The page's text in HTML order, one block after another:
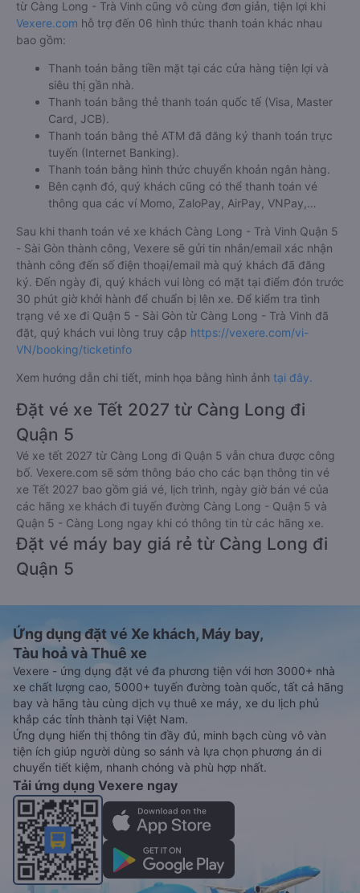
Bước 1: Truy cập vào website Vexere hoặc tải app Vexere trên
CH Play hoặc App Store.
Bước 2: Chọn điểm đi, điểm đến, ngày đi, sau đó chọn “TÌM
Bước 3: Chọn hãng xe khách đi Quận 5 - Sài Gòn từ Càng
Long - Trà Vinh, giờ khởi hành phù hợp. Bấm chọn vào khung
giờ quý khách muốn đi để tiến hành đặt vé.
Bước 4: Chọn vị trí/giường ghế, điểm đón, điểm trả và nhập
thông tin hành khách khi đặt mua vé xe đi Quận 5 - Sài Gòn
từ Càng Long - Trà Vinh
Bước 5: Chọn hình thức thanh toán vé phù hợp và tiến hành
thanh toán vé.
từ Càng Long - Trà Vinh cũng vô cùng đơn giản, tiện lợi khi
Vexere.comhỗ trợ đến 06 hình thức thanh toán khác nhau
bao gồm:
Thanh toán bằng tiền mặt tại các cửa hàng tiện lợi và
siêu thị gần nhà.
Thanh toán bằng thẻ thanh toán quốc tế (Visa, Master
Card, JCB).
Thanh toán bằng thẻ ATM đã đăng ký thanh toán trực
tuyến (Internet Banking).
Thanh toán bằng hình thức chuyển khoản ngân hàng.
Bên cạnh đó, quý khách cũng có thể thanh toán vé
thông qua các ví Momo, ZaloPay, AirPay, VNPay,…
Sau khi thanh toán vé xe khách Càng Long - Trà Vinh Quận 5
- Sài Gòn thành công, Vexere sẽ gửi tin nhắn/email xác nhận
thành công đến số điện thoại/email mà quý khách đã đăng
ký. Đến ngày đi, quý khách vui lòng có mặt tại điểm đón trước
30 phút giờ khởi hành để chuẩn bị lên xe. Để kiểm tra tình
trạng vé xe đi Quận 5 - Sài Gòn từ Càng Long - Trà Vinh đã
đặt, quý khách vui lòng truy cập
Đặt vé xe Tết 2027 từ Càng Long đi
Quận 5
Vé xe tết 2027 từ Càng Long đi Quận 5 vẫn chưa được công
bố. Vexere.com sẽ sớm thông báo cho các bạn thông tin vé
xe Tết 2027 bao gồm giá vé, lịch trình, ngày giờ bán vé của
các hãng xe khách đi tuyến đường Càng Long - Quận 5 và
Quận 5 - Càng Long ngay khi có thông tin từ các hãng xe.
Đặt vé máy bay giá rẻ từ Càng Long đi
Quận 5
Ứng dụng đặt vé Xe khách, Máy bay,
Tàu hoả và Thuê xe